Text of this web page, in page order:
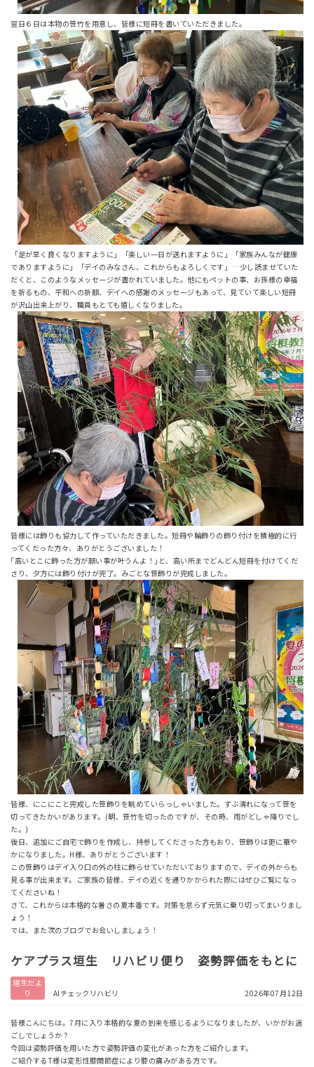
翌日６日は本物の笹竹を用意し、皆様に短冊を書いていただきました。
「足が早く良くなりますように」「楽しい一日が送れますように」「家族みんなが健康
でありますように」「デイのみなさん、これからもよろしくです」…少し読ませていた
だくと、このようなメッセージが書かれていました。他にもペットの事、お孫様の幸福
を祈るもの、平和への祈願、デイへの感謝のメッセージもあって、見ていて楽しい短冊
が沢山出来上がり、職員もとても嬉しくなりました。
皆様には飾りも協力して作っていただきました。短冊や輪飾りの飾り付けを積極的に行
ってくだった方々、ありがとうございました！
｢高いとこに飾った方が願い事が叶うんよ！｣と、高い所までどんどん短冊を付けてくだ
さり、夕方には飾り付けが完了。みごとな笹飾りが完成しました。
皆様、にこにこと完成した笹飾りを眺めていらっしゃいました。ずぶ濡れになって笹を
切ってきたかいがあります。(朝、笹竹を切ったのですが、その時、雨がどしゃ降りでし
た。)
後日、追加にご自宅で飾りを作成し、持参してくださった方もおり、笹飾りは更に華や
かになりました。H様、ありがとうございます！
この笹飾りはデイ入り口の外の柱に飾らせていただいておりますので、デイの外からも
見る事が出来ます。ご家族の皆様、デイの近くを通りかかられた際にはぜひご覧になっ
てくださいね！
さて、これからは本格的な暑さの夏本番です。対策を怠らず元気に乗り切ってまいりまし
ょう！
では、また次のブログでお会いしましょう！
ケアプラス垣生 リハビリ便り 姿勢評価をもとに
垣生だよ
り
AIチェックリハビリ 2026年07月12日
皆様こんにちは。7月に入り本格的な夏の到来を感じるようになりましたが、いかがお過
ごしでしょうか？
今回は姿勢評価を用いた方で姿勢評価の変化があった方をご紹介します。
ご紹介するT様は変形性膝関節症により膝の痛みがある方です。